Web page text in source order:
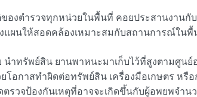
งตำรวจทุกหน่วยในพื้นที่ คอยประสานงานกั
แผนให้สอดคล้องเหมาะสมกับสถานการณ์ในพื้
ทรัพย์สิน ยานพาหนะมาเก็บไว้ที่สูงตามศูนย์
กาสทำผิดต่อทรัพย์สิน เครื่องมือเกษตร หรือ
วจป้องกันเหตุที่อาจจะเกิดขึ้นกับผู้อพยพจำน